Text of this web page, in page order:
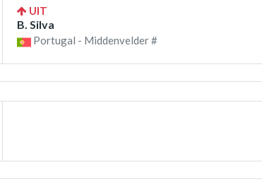
UIT
B. Silva
Portugal - Middenvelder #